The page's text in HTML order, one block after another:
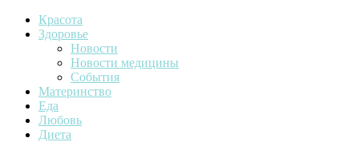
Красота
Здоровье
Новости
Новости медицины
События
Материнство
Еда
Любовь
Диета